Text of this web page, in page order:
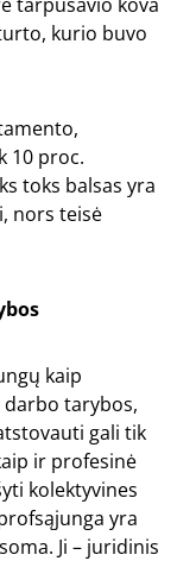
kurio buvo
10 proc.
toks balsas yra
nors teisė
kaip
tarybos,
gali tik
ir profesinė
kolektyvines
yra
Ji – juridinis